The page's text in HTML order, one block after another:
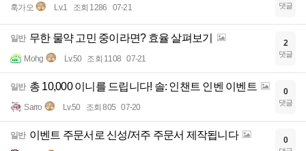
훅가오 Lv.1 조회 1286 07-21 댓글
일반 무한 물약 고민 중이라면? 효율 살펴보기
Mohg Lv.50 조회 1108 07-21
2
댓글
일반 총 10,000 이니를 드립니다! 솔: 인챈트 인벤 이벤트
Sarro Lv.50 조회 805 07-20
0
댓글
일반 이벤트 주문서로 신성/저주 주문서 제작됩니다 0